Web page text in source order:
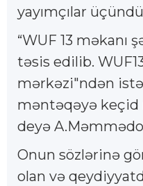
yayımçılar
“WUF 13 məkanı
təsis edilib.
mərkəzi"ndən
məntəqəyə keçid
deyə
Onun sözlərinə
olan və